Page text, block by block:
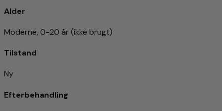
Alder
Moderne, 0-20 år (ikke brugt)
Tilstand
Ny
Efterbehandling